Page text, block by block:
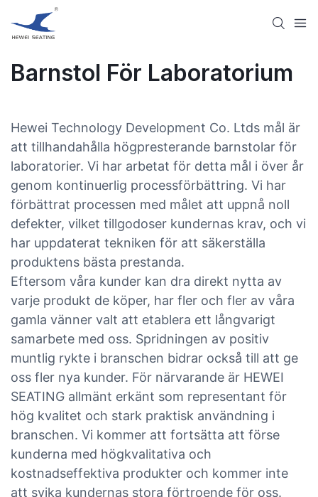
Barnstol För Laboratorium
Hewei Technology Development Co. Ltds mål är
att tillhandahålla högpresterande barnstolar för
laboratorier. Vi har arbetat för detta mål i över år
genom kontinuerlig processförbättring. Vi har
förbättrat processen med målet att uppnå noll
defekter, vilket tillgodoser kundernas krav, och vi
har uppdaterat tekniken för att säkerställa
produktens bästa prestanda.
Eftersom våra kunder kan dra direkt nytta av
varje produkt de köper, har fler och fler av våra
gamla vänner valt att etablera ett långvarigt
samarbete med oss. Spridningen av positiv
muntlig rykte i branschen bidrar också till att ge
oss fler nya kunder. För närvarande är HEWEI
SEATING allmänt erkänt som representant för
hög kvalitet och stark praktisk användning i
branschen. Vi kommer att fortsätta att förse
kunderna med högkvalitativa och
kostnadseffektiva produkter och kommer inte
att svika kundernas stora förtroende för oss.